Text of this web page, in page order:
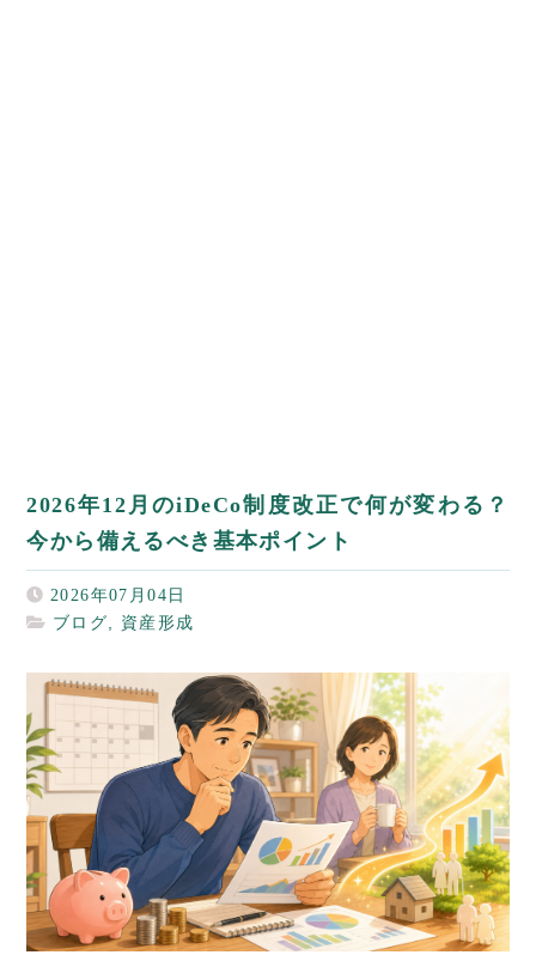
2026年12月のiDeCo制度改正で何が変わる？
今から備えるべき基本ポイント
2026年07月04日
ブログ 資産形成